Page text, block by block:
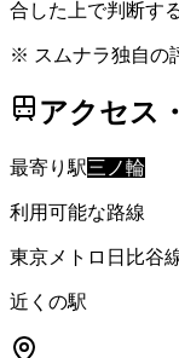
合した上で判断す
※ スムナラ独自の
アクセス
最寄り駅三ノ輪
利用可能な路線
東京メトロ日比谷
近くの駅